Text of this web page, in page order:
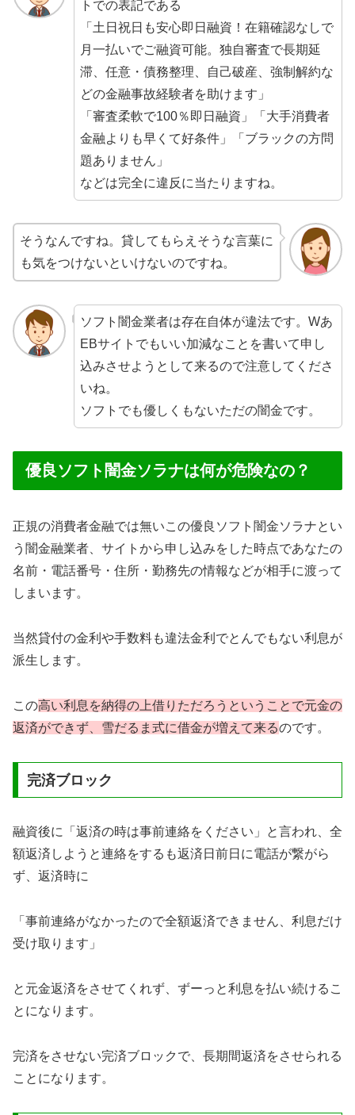
トでの表記である
「土日祝日も安心即日融資！在籍確認なしで
月一払いでご融資可能。独自審査で長期延
滞、任意・債務整理、自己破産、強制解約な
どの金融事故経験者を助けます」
「審査柔軟で100％即日融資」「大手消費者
金融よりも早くて好条件」「ブラックの方問
題ありません」
などは完全に違反に当たりますね。
そうなんですね。貸してもらえそうな言葉に
も気をつけないといけないのですね。
ソフト闇金業者は存在自体が違法です。Wあ
EBサイトでもいい加減なことを書いて申し
込みさせようとして来るので注意してくださ
いね。
ソフトでも優しくもないただの闇金です。
優良ソフト闇金ソラナは何が危険なの？
正規の消費者金融では無いこの優良ソフト闇金ソラナとい
う闇金融業者、サイトから申し込みをした時点であなたの
名前・電話番号・住所・勤務先の情報などが相手に渡って
しまいます。
当然貸付の金利や手数料も違法金利でとんでもない利息が
派生します。
この高い利息を納得の上借りただろうということで元金の
返済ができず、雪だるま式に借金が増えて来るのです。
完済ブロック
融資後に「返済の時は事前連絡をください」と言われ、全
額返済しようと連絡をするも返済日前日に電話が繋がら
ず、返済時に
「事前連絡がなかったので全額返済できません、利息だけ
受け取ります」
と元金返済をさせてくれず、ずーっと利息を払い続けるこ
とになります。
完済をさせない完済ブロックで、長期間返済をさせられる
ことになります。